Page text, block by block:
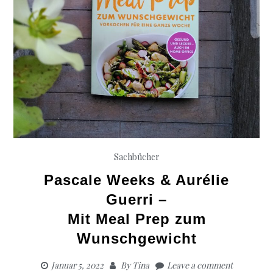
Sachbücher
Pascale Weeks & Aurélie
Guerri –
Mit Meal Prep zum
Wunschgewicht
Januar 5, 2022 ByTina Leave a comment